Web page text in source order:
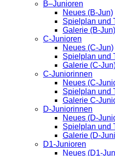
B–Junioren
Neues (B-Jun)
Spielplan und
Galerie (B-Jun)
C-Junioren
Neues (C-Jun)
Spielplan und
Galerie (C-
C-Juniorinnen
Neues (C-
Spielplan und
Galerie C-
D-Juniorinnen
Neues (D-
Spielplan und
Galerie (D-
D1-Junioren
Neues (D1-